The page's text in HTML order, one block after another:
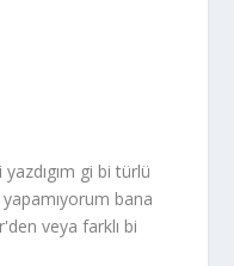
gi bi türlü
bana
veya farklı bi